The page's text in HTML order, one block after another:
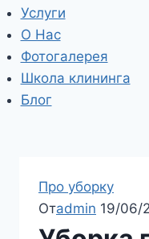
Услуги
О Нас
Фотогалерея
Школа клининга
Блог
Про уборку
Отadmin 19/06/